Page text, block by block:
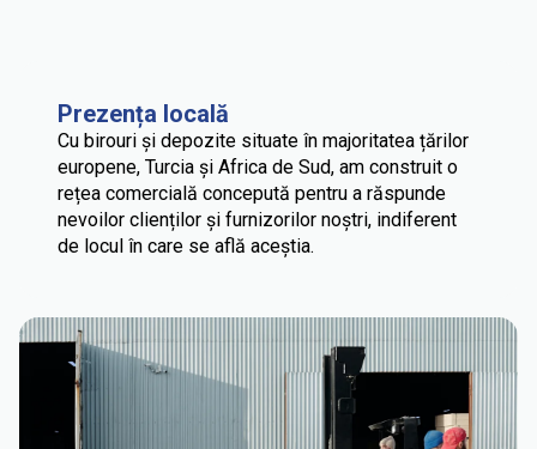
Prezența locală
Cu birouri și depozite situate în majoritatea țărilor
europene, Turcia și Africa de Sud, am construit o
rețea comercială concepută pentru a răspunde
nevoilor clienților și furnizorilor noștri, indiferent
de locul în care se află aceștia.